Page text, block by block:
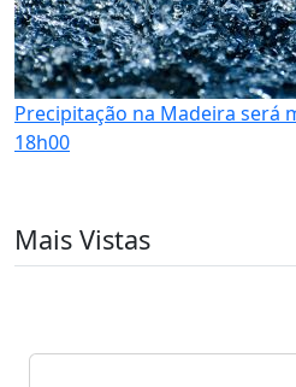
Precipitação na Madeira será
18h00
Mais Vistas